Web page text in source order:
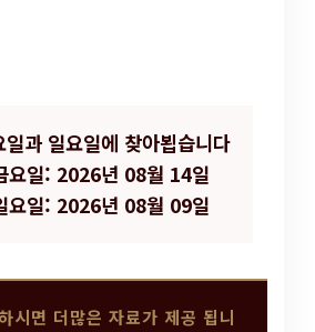
과 일요일에 찾아뵙습니다
요일: 2026년 08월 14일
요일: 2026년 08월 09일
면 더많은 자료가 제공 됩니